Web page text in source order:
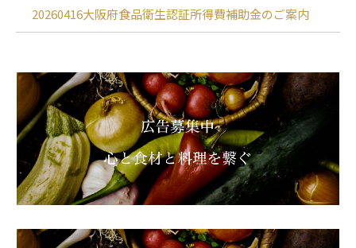
20260416大阪府食品衛生認証所得費補助金のご案内